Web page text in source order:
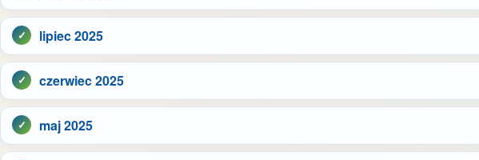
lipiec 2025
czerwiec 2025
maj 2025